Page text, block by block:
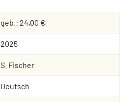
geb.: 24,00 €
2025
S. Fischer
Deutsch